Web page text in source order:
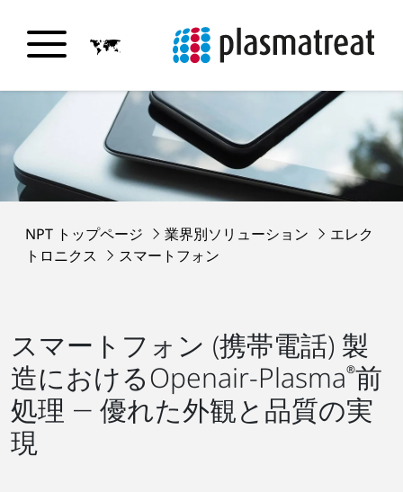
NPT トップページ 業界別ソリューション
エレク
トロニクス
スマートフォン
スマートフォン (携帯電話) 製
造におけるOpenair-Plasma®前
処理 ― 優れた外観と品質の実
現